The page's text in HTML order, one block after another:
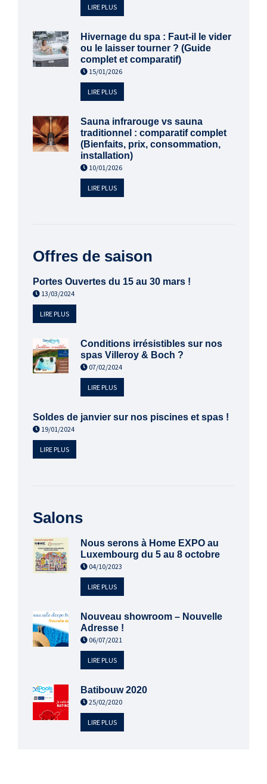
LIRE PLUS
Hivernage du spa : Faut-il le vider
ou le laisser tourner ? (Guide
complet et comparatif)
15/01/2026
LIRE PLUS
Sauna infrarouge vs sauna
traditionnel : comparatif complet
(Bienfaits, prix, consommation,
installation)
10/01/2026
LIRE PLUS
Offres de saison
Portes Ouvertes du 15 au 30 mars !
13/03/2024
LIRE PLUS
Conditions irrésistibles sur nos
spas Villeroy & Boch ?
07/02/2024
LIRE PLUS
Soldes de janvier sur nos piscines et spas !
19/01/2024
LIRE PLUS
Salons
Nous serons à Home EXPO au
Luxembourg du 5 au 8 octobre
04/10/2023
LIRE PLUS
Nouveau showroom – Nouvelle
Adresse !
06/07/2021
LIRE PLUS
Batibouw 2020
25/02/2020
LIRE PLUS